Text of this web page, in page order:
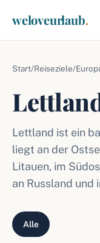
weloveurlaub.
Start/Reiseziele/
Lettland ist ein
liegt an der
Litauen, im
an Russland und
Alle